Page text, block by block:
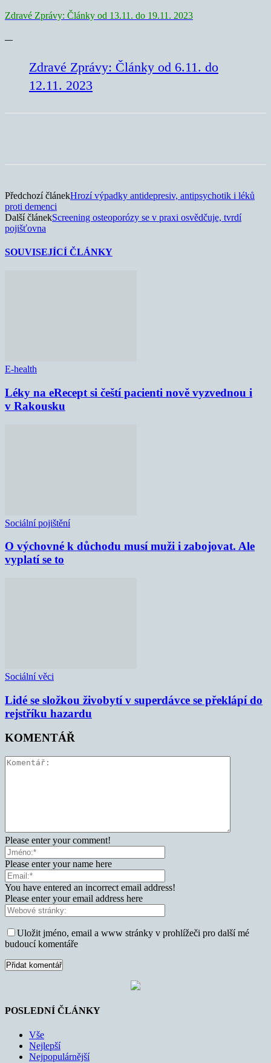
Zdravé Zprávy: Články od 13.11. do 19.11. 2023
—
Zdravé Zprávy: Články od 6.11. do
12.11. 2023
Předchozí článekHrozí výpadky antidepresiv, antipsychotik i léků
proti demenci
Další článekScreening osteoporózy se v praxi osvědčuje, tvrdí
pojišťovna
SOUVISEJÍCÍ ČLÁNKY
E-health
Léky na eRecept si čeští pacienti nově vyzvednou i
v Rakousku
Sociální pojištění
O výchovné k důchodu musí muži i zabojovat. Ale
vyplatí se to
Sociální věci
Lidé se složkou živobytí v superdávce se překlápí do
rejstříku hazardu
KOMENTÁŘ
Please enter your comment!
Please enter your name here
You have entered an incorrect email address!
Please enter your email address here
Uložit jméno, email a www stránky v prohlížeči pro další mé
budoucí komentáře
POSLEDNÍ ČLÁNKY
Vše
Nejlepší
Nejpopulárnější